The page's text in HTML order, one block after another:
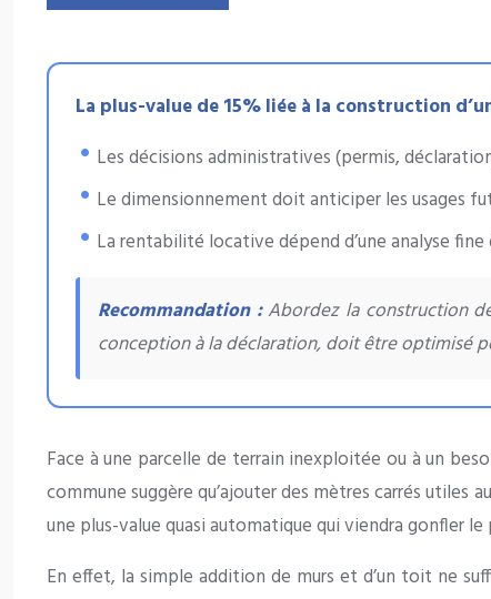
La plus-value de 15% liée à la construction
Les décisions administratives (permis,
Le dimensionnement doit anticiper les usages
La rentabilité locative dépend d’une analyse
Recommandation :Abordez la construction
conception à la déclaration, doit être optimisé
Face à une parcelle de terrain inexploitée ou à un
commune suggère qu’ajouter des mètres carrés
une plus-value quasi automatique qui viendra gonfler
En effet, la simple addition de murs et d’un toit ne